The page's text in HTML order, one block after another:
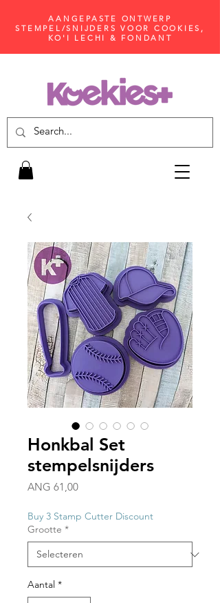
AANGEPASTE ONTWERP
STEMPEL/SNIJDERS VOOR COOKIES,
KO'I LECHI & FONDANT
Honkbal Set
stempelsnijders
ANG 61,00Prijs
Buy 3 Stamp Cutter Discount
Grootte *
Aantal *